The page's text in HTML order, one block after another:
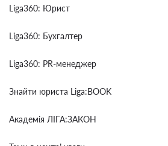
Liga360: Юрист
Liga360: Бухгалтер
Liga360: PR-менеджер
Знайти юриста Liga:BOOK
Академія ЛІГА:ЗАКОН